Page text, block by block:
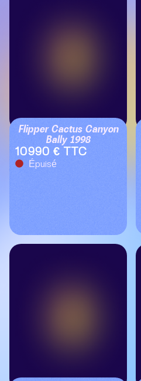
Flipper Cactus Canyon
Bally 1998
10990 € TTC
Épuisé